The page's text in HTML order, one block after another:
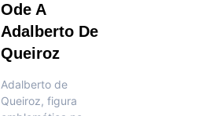
Ode A
Adalberto De
Queiroz
Adalberto de
Queiroz, figura